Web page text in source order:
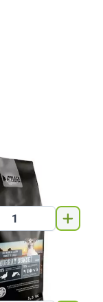
& Senior mit
für ein
hohem
Ihres